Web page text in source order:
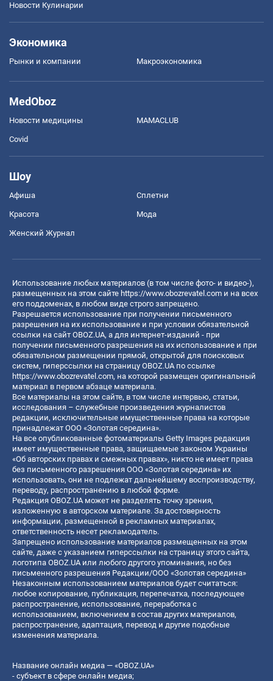
Новости Кулинарии
Экономика
Рынки и компании Mакроэкономика
MedOboz
Новости медицины MAMACLUB
Covid
Шоу
Афиша Сплетни
Красота Мода
Женский Журнал
Использование любых материалов (в том числе фото- и видео-),
размещенных на этом сайте https://www.obozrevatel.com и на всех
его поддоменах, в любом виде строго запрещено.
Разрешается использование при получении письменного
разрешения на их использование и при условии обязательной
ссылки на сайт OBOZ.UA, а для интернет-изданий - при
получении письменного разрешения на их использование и при
обязательном размещении прямой, открытой для поисковых
систем, гиперссылки на страницу OBOZ.UA по ссылке
https://www.obozrevatel.com, на которой размещен оригинальный
материал в первом абзаце материала.
Все материалы на этом сайте, в том числе интервью, статьи,
исследования – служебные произведения журналистов
редакции, исключительные имущественные права на которые
принадлежат ООО «Золотая середина».
На все опубликованные фотоматериалы Getty Images редакция
имеет имущественные права, защищаемые законом Украины
«Об авторских правах и смежных правах», никто не имеет права
без письменного разрешения ООО «Золотая середина» их
использовать, они не подлежат дальнейшему воспроизводству,
переводу, распространению в любой форме.
Редакция OBOZ.UA может не разделять точку зрения,
изложенную в авторском материале. За достоверность
информации, размещенной в рекламных материалах,
ответственность несет рекламодатель.
Запрещено использование материалов размещенных на этом
сайте, даже с указанием гиперссылки на страницу этого сайта,
логотипа OBOZ.UA или любого другого упоминания, но без
письменного разрешения Редакции/ООО «Золотая середина»
Незаконным использованием материалов будет считаться:
любое копирование, публикация, перепечатка, последующее
распространение, использование, переработка с
использованием, включением в состав других материалов,
распространение, адаптация, перевод и другие подобные
изменения материала.
Название онлайн медиа — «OBOZ.UA»
- субъект в сфере онлайн медиа;